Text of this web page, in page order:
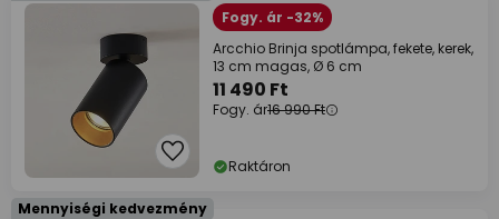
Fogy. ár -32%
Arcchio Brinja spotlámpa, fekete, kerek,
13 cm magas, Ø 6 cm
11 490 Ft
Fogy. ár16 990 Ft
Raktáron
Mennyiségi kedvezmény